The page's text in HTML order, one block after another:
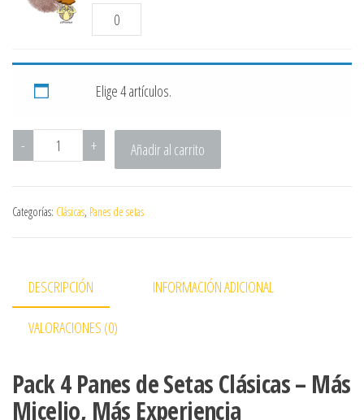
Elige 4 artículos.
- + Añadir al carrito
Categorías: Clásicas, Panes de setas
DESCRIPCIÓN INFORMACIÓN ADICIONAL
VALORACIONES (0)
Pack 4 Panes de Setas Clásicas – Más
Micelio, Más Experiencia